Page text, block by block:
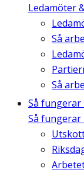
Ledamöter
Så
Så
Så fungerar
Så fungerar